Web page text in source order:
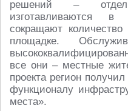
решений –
изготавливаются
сокращают
площадке.
все они – местные
проекта регион
функционалу
места».